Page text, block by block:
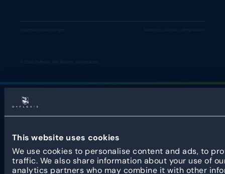
This website uses cookies
We use cookies to personalise content and ads, to
traffic. We also share information about your use of
analytics partners who may combine it with other
© 2026 Dyflexis. Alle Rechte vorbehalten.